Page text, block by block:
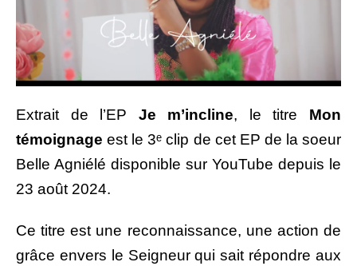
Extrait de l’EP Je m’incline, le titre Mon
témoignage est le 3ᵉ clip de cet EP de la soeur
Belle Agniélé disponible sur YouTube depuis le
23 août 2024.
Ce titre est une reconnaissance, une action de
grâce envers le Seigneur qui sait répondre aux